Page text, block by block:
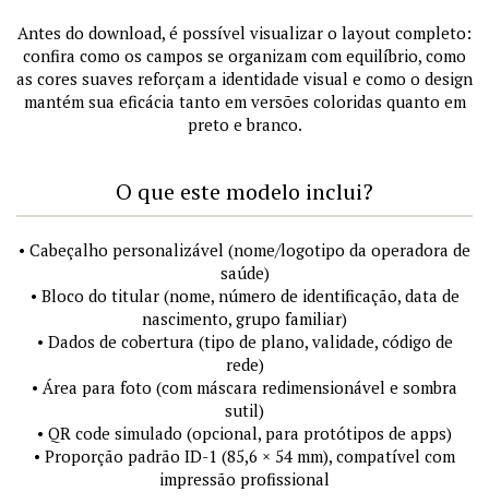
Antes do download, é possível visualizar o layout completo:
confira como os campos se organizam com equilíbrio, como
as cores suaves reforçam a identidade visual e como o design
mantém sua eficácia tanto em versões coloridas quanto em
preto e branco.
O que este modelo inclui?
• Cabeçalho personalizável (nome/logotipo da operadora de
saúde)
• Bloco do titular (nome, número de identificação, data de
nascimento, grupo familiar)
• Dados de cobertura (tipo de plano, validade, código de
rede)
• Área para foto (com máscara redimensionável e sombra
sutil)
• QR code simulado (opcional, para protótipos de apps)
• Proporção padrão ID-1 (85,6 × 54 mm), compatível com
impressão profissional